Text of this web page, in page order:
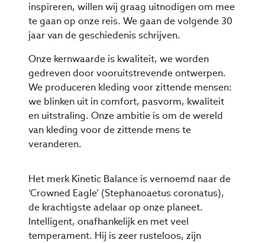
inspireren, willen wij graag uitnodigen om mee
te gaan op onze reis. We gaan de volgende 30
jaar van de geschiedenis schrijven.
Onze kernwaarde is kwaliteit, we worden
gedreven door vooruitstrevende ontwerpen.
We produceren kleding voor zittende mensen:
we blinken uit in comfort, pasvorm, kwaliteit
en uitstraling. Onze ambitie is om de wereld
van kleding voor de zittende mens te
veranderen.
Het merk Kinetic Balance is vernoemd naar de
‘Crowned Eagle’ (Stephanoaetus coronatus),
de krachtigste adelaar op onze planeet.
Intelligent, onafhankelijk en met veel
temperament. Hij is zeer rusteloos, zijn